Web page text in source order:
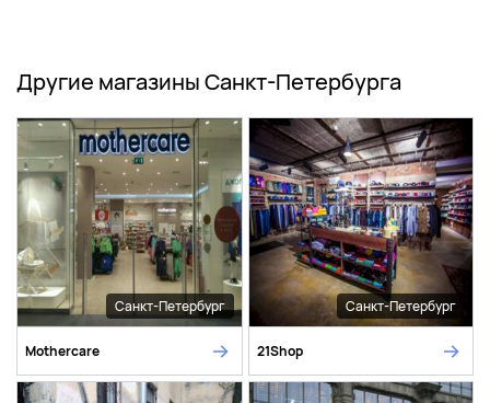
Другие магазины Санкт-Петербурга
Санкт-Петербург
Mothercare
Санкт-Петербург
21Shop